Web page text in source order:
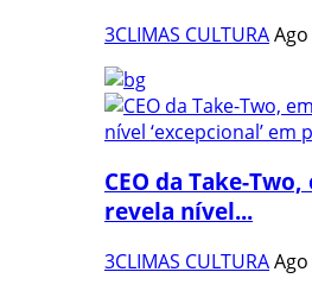
3CLIMAS CULTURA
CEO da Take-
revela nível...
3CLIMAS CULTURA